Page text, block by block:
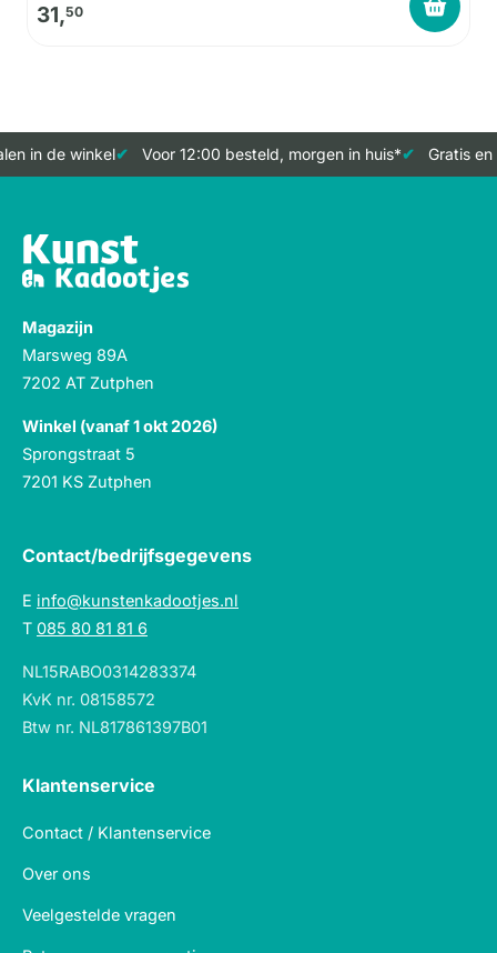
31,50
in de winkel Voor 12:00 besteld, morgen in huis* Gratis
Magazijn
Marsweg 89A
7202 AT Zutphen
Winkel (vanaf 1 okt 2026)
Sprongstraat 5
7201 KS Zutphen
Contact/bedrijfsgegevens
E info@kunstenkadootjes.nl
T 085 80 81 81 6
NL15RABO0314283374
KvK nr. 08158572
Btw nr. NL817861397B01
Klantenservice
Contact / Klantenservice
Over ons
Veelgestelde vragen